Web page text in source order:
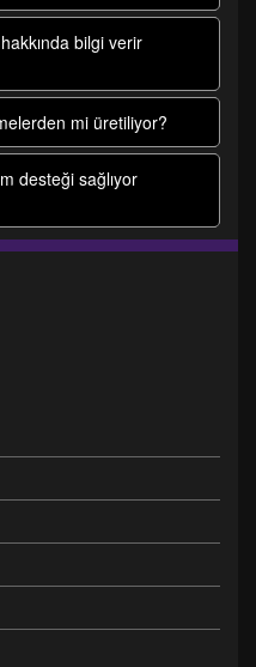
bilgi verir
mi üretiliyor?
desteği sağlıyor